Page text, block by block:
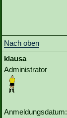
Nach oben
klausa
Administrator
Anmeldungsdatum: